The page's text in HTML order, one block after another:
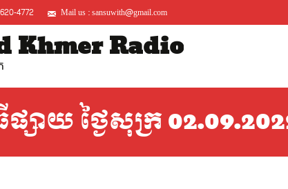
4772 Mail us : sansuwith@gmail.com
Khmer Radio
សាយ ថ្ងៃសុក្រ